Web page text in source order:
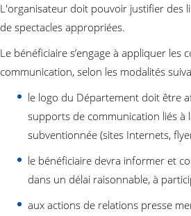
L'organisateur doit pouvoir justifier des
de spectacles appropriées.
Le bénéficiaire s’engage à appliquer les
communication, selon les modalités
le logo du Département doit être
supports de communication liés à
subventionnée (sites Internets,
le bénéficiaire devra informer et
dans un délai raisonnable, à
aux actions de relations presse